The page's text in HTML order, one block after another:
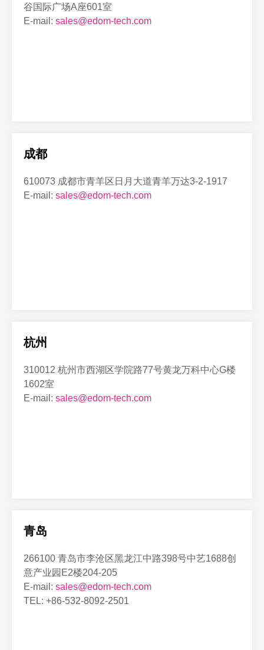
谷国际广场A座601室
E-mail: sales@edom-tech.com
成都
610073 成都市青羊区日月大道青羊万达3-2-1917
E-mail: sales@edom-tech.com
杭州
310012 杭州市西湖区学院路77号黄龙万科中心G楼
1602室
E-mail: sales@edom-tech.com
青岛
266100 青岛市李沧区黑龙江中路398号中艺1688创
意产业园E2楼204-205
E-mail: sales@edom-tech.com
TEL: +86-532-8092-2501